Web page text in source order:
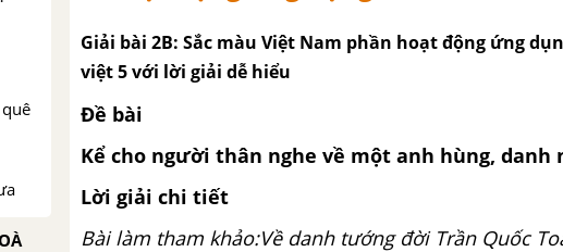
Giải bài 2B: Sắc màu Việt Nam phần hoạt động ứng
việt 5 với lời giải dễ hiểu
Đề bài
Kể cho người thân nghe về một anh hùng, danh
Lời giải chi tiết
Bài làm tham khảo:Về danh tướng đời Trần Quốc